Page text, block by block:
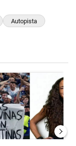
Autopista
en CABA
de tendencia con